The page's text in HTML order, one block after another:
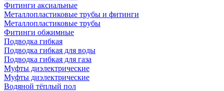
Фитинги аксиальные
Металлопластиковые трубы и фитинги
Металлопластиковые трубы
Фитинги обжимные
Подводка гибкая
Подводка гибкая для воды
Подводка гибкая для газа
Муфты диэлектрические
Муфты диэлектрические
Водяной тёплый пол